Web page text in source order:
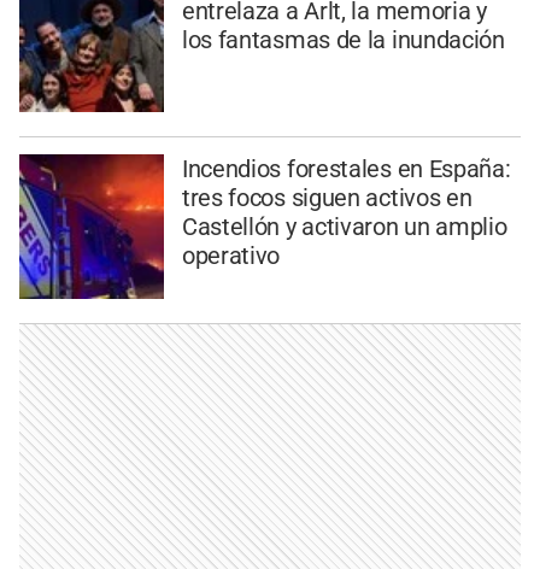
entrelaza a Arlt, la memoria y
los fantasmas de la inundación
Incendios forestales en España:
tres focos siguen activos en
Castellón y activaron un amplio
operativo